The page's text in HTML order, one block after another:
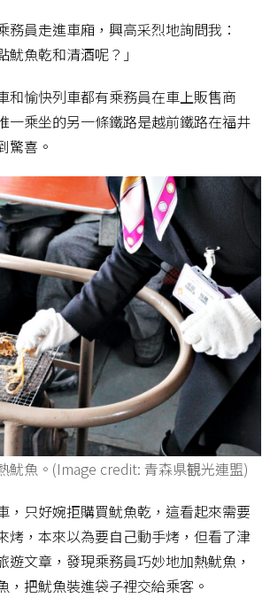
務員走進車廂，興高采烈地詢問我：
魷魚乾和清酒呢？」
和愉快列車都有乘務員在車上販售商
一乘坐的另一條鐵路是越前鐵路在福井
驚喜。
魷魚。(Image credit: 青森県観光連盟)
，只好婉拒購買魷魚乾，這看起來需要
烤，本來以為要自己動手烤，但看了津
遊文章，發現乘務員巧妙地加熱魷魚，
，把魷魚裝進袋子裡交給乘客。